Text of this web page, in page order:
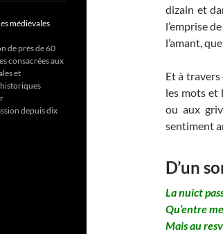
dizain et
l’emprise
l’amant,
Et à
les mots et
ou aux
sentiment
D’un
La nuict
Qu’entre
Mais au
médiévales
de près de 60
consacrées aux
et
depuis dix